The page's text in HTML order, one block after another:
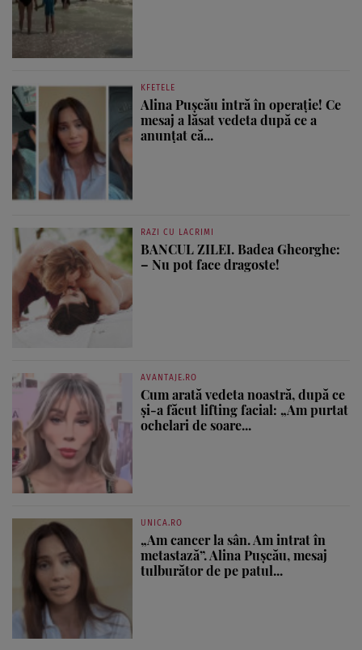
KFETELE
Alina Pușcău intră în operație! Ce
mesaj a lăsat vedeta după ce a
anunțat că...
RAZI CU LACRIMI
BANCUL ZILEI. Badea Gheorghe:
– Nu pot face dragoste!
AVANTAJE.RO
Cum arată vedeta noastră, după ce
și-a făcut lifting facial: „Am purtat
ochelari de soare...
UNICA.RO
„Am cancer la sân. Am intrat în
metastază”. Alina Pușcău, mesaj
tulburător de pe patul...